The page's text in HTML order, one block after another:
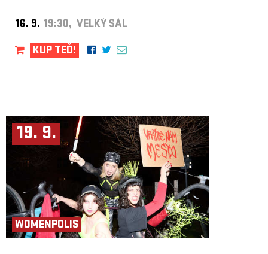
16. 9. 19:30, VELKÝ SÁL
KUP TEĎ!
19. 9.
WOMENPOLIS